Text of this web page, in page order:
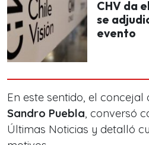
CHV da
se
evento
En este sentido, el concejal
Sandro Puebla, conversó
Últimas Noticias y detalló